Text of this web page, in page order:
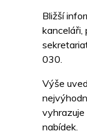
Bližší
kanceláři,
030.
Výše
nabídek.